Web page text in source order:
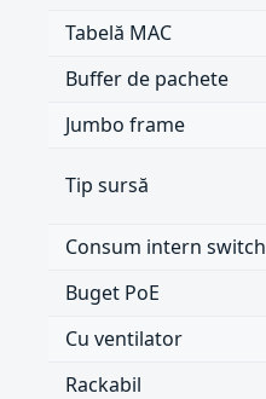
Tabelă MAC
Buffer de pachete
Jumbo frame
Tip sursă
Consum intern switch
Buget PoE
Cu ventilator
Rackabil